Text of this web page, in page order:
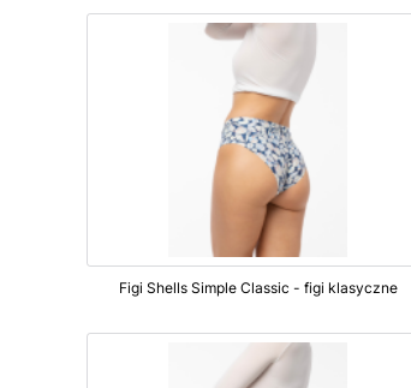
Figi Shells Simple Classic - figi klasyczne